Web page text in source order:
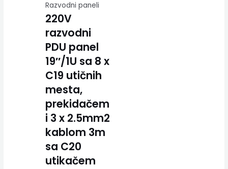
Razvodni paneli
220V
razvodni
PDU panel
19″/1U sa 8 x
C19 utičnih
mesta,
prekidačem
i 3 x 2.5mm2
kablom 3m
sa C20
utikačem